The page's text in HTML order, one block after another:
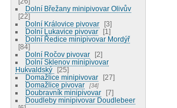
Dolní Břežany minipivovar Olivův
22
Dolní Královice pivovar
3
Dolní Lukavice pivovar
1
Dolní Ředice minipivovar Mordýř
84
Dolní Ročov pivovar
2
Dolní Sklenov minipivovar
Hukvaldský
25
Domažlice minipivovar
27
Domažlice pivovar
34
Doubravník minipivovar
7
Doudleby minipivovar Doudlebeer